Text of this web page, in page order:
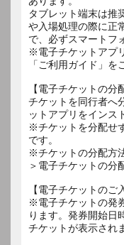
タブレット端末は推
や入場処理の際に正
で、必ずスマートフ
※電子チケットアプ
「ご利用ガイド」を
【電子チケットの分
チケットを同行者へ
ットアプリをインス
※チケットを分配せ
です。
※チケットの分配方
＞電子チケットの分
【電子チケットのご
※電子チケットの発
ります。発券開始日
チケットが表示され